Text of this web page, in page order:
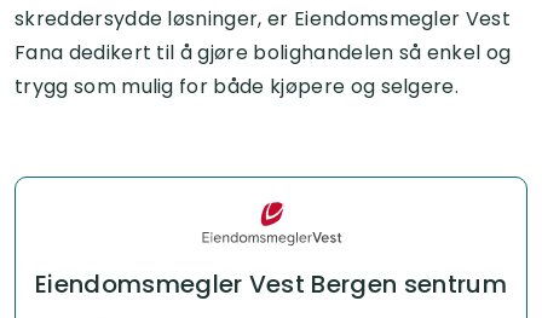
skreddersydde løsninger, er Eiendomsmegler Vest
Fana dedikert til å gjøre bolighandelen så enkel og
trygg som mulig for både kjøpere og selgere.
Eiendomsmegler Vest Bergen sentrum